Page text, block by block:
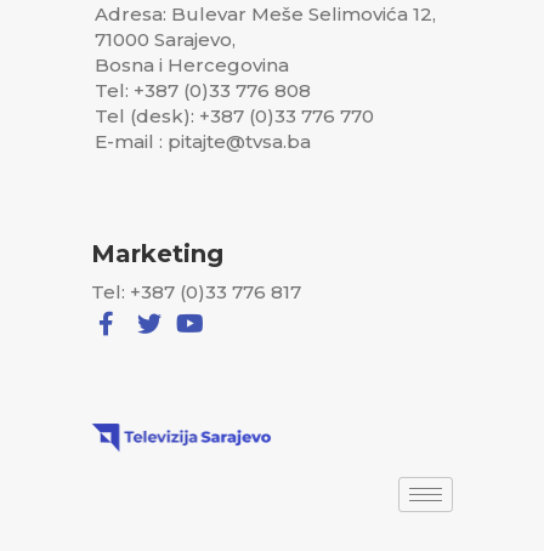
Adresa: Bulevar Meše Selimovića 12,
71000 Sarajevo,
Bosna i Hercegovina
Tel: +387 (0)33 776 808
Tel (desk): +387 (0)33 776 770
E-mail : pitajte@tvsa.ba
Marketing
Tel: +387 (0)33 776 817